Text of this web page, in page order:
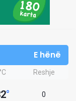
E hënë
°C Reshje
° 0